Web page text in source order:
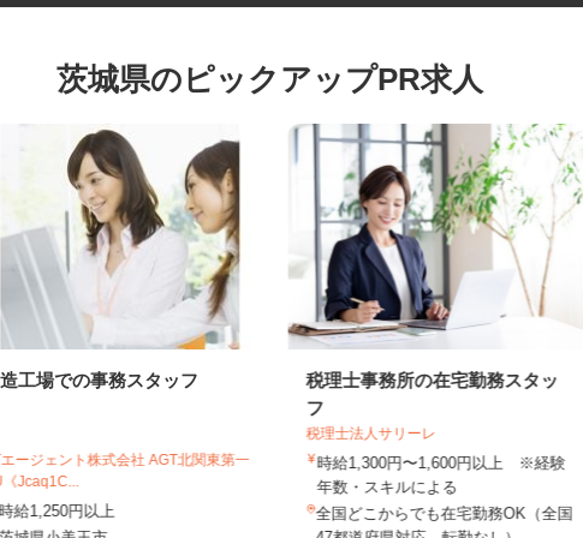
茨城県のピックアップPR求人
エージェント株式会社 AGT北関東第一
《Jcaq1C...
税理士事務所の在宅勤務スタッ
フ
税理士法人サリーレ
時給1,300円〜1,600円以上 ※経験
年数・スキルによる